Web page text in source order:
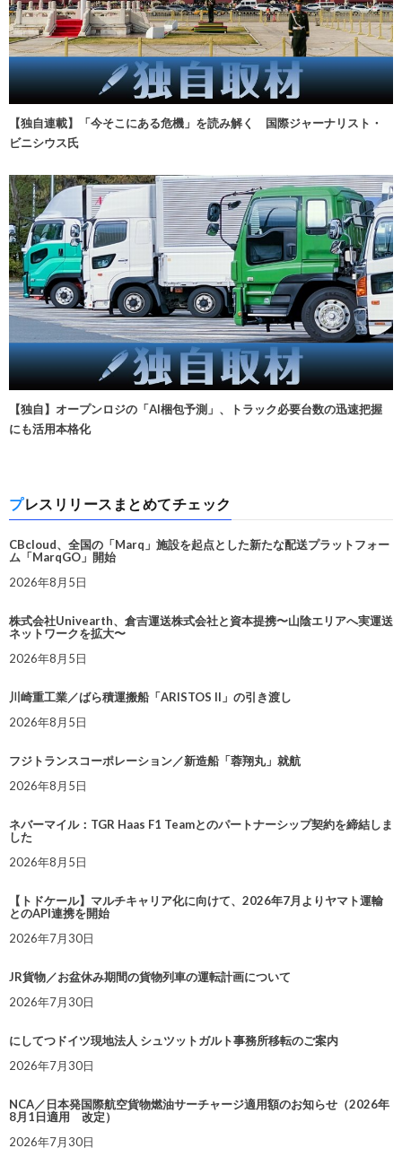
【独自連載】「今そこにある危機」を読み解く 国際ジャーナリスト・
ビニシウス氏
【独自】オープンロジの「AI梱包予測」、トラック必要台数の迅速把握
にも活用本格化
プレスリリースまとめてチェック
CBcloud、全国の「Marq」施設を起点とした新たな配送プラットフォー
ム「MarqGO」開始
2026年8月5日
株式会社Univearth、倉吉運送株式会社と資本提携〜山陰エリアへ実運送
ネットワークを拡大〜
2026年8月5日
川崎重工業／ばら積運搬船「ARISTOS II」の引き渡し
2026年8月5日
フジトランスコーポレーション／新造船「蓉翔丸」就航
2026年8月5日
ネバーマイル：TGR Haas F1 Teamとのパートナーシップ契約を締結しま
した
2026年8月5日
【トドケール】マルチキャリア化に向けて、2026年7月よりヤマト運輸
とのAPI連携を開始
2026年7月30日
JR貨物／お盆休み期間の貨物列車の運転計画について
2026年7月30日
にしてつドイツ現地法人 シュツットガルト事務所移転のご案内
2026年7月30日
NCA／日本発国際航空貨物燃油サーチャージ適用額のお知らせ（2026年
8月1日適用 改定）
2026年7月30日